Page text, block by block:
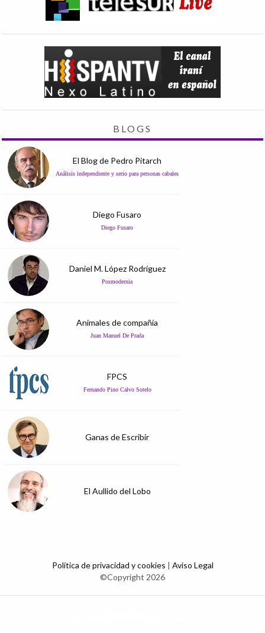
BLOGS
El Blog de Pedro Pitarch
Análisis independiente y serio para personas cabales
Diego Fusaro
Diego Fusaro
Daniel M. López Rodríguez
Posmodernia
Animales de compañía
Juan Manuel De Prada
FPCS
Fernando Pino Calvo Sotelo
Ganas de Escribir
El Aullido del Lobo
Política de privacidad y cookies | Aviso Legal
©Copyright 2026